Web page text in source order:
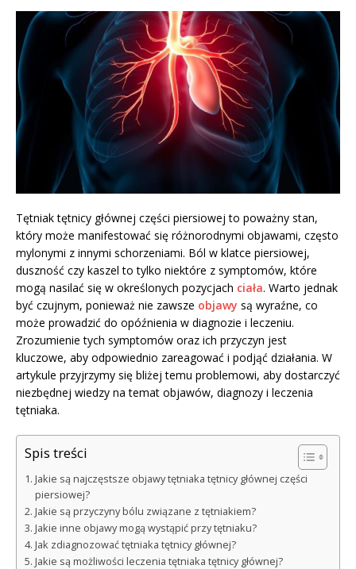
Tętniak tętnicy głównej części piersiowej to poważny stan,
który może manifestować się różnorodnymi objawami, często
mylonymi z innymi schorzeniami. Ból w klatce piersiowej,
duszność czy kaszel to tylko niektóre z symptomów, które
mogą nasilać się w określonych pozycjach ciała. Warto jednak
być czujnym, ponieważ nie zawsze objawy są wyraźne, co
może prowadzić do opóźnienia w diagnozie i leczeniu.
Zrozumienie tych symptomów oraz ich przyczyn jest
kluczowe, aby odpowiednio zareagować i podjąć działania. W
artykule przyjrzymy się bliżej temu problemowi, aby dostarczyć
niezbędnej wiedzy na temat objawów, diagnozy i leczenia
tętniaka.
Spis treści
Jakie są najczęstsze objawy tętniaka tętnicy głównej części
piersiowej?
Jakie są przyczyny bólu związane z tętniakiem?
Jakie inne objawy mogą wystąpić przy tętniaku?
Jak zdiagnozować tętniaka tętnicy głównej?
Jakie są możliwości leczenia tętniaka tętnicy głównej?